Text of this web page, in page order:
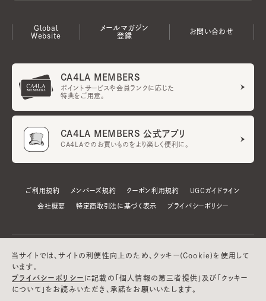
Global
Website
メールマガジン
登録
お問い合わせ
CA4LA MEMBERS
ポイントサービスや会員ランクに応じた
特典をご用意。
CA4LA MEMBERS 公式アプリ
CA4LAでのお買いものをより楽しく便利に。
ご利用規約 メンバーズ規約 クーポン利用規約 UGCガイドライン
会社概要 特定商取引法に基づく表示 プライバシーポリシー
当サイトでは、サイトの利便性向上のため、クッキー(Cookie)を使用して
います。
プライバシーポリシー に記載の「個人情報の第三者提供」及び「クッキー
について」をお読みいただき、承諾をお願いいたします。